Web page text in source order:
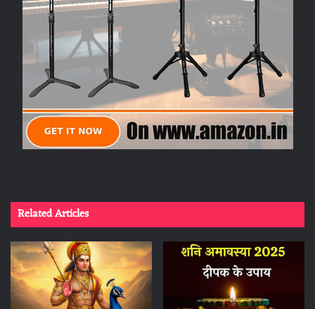
Related Articles